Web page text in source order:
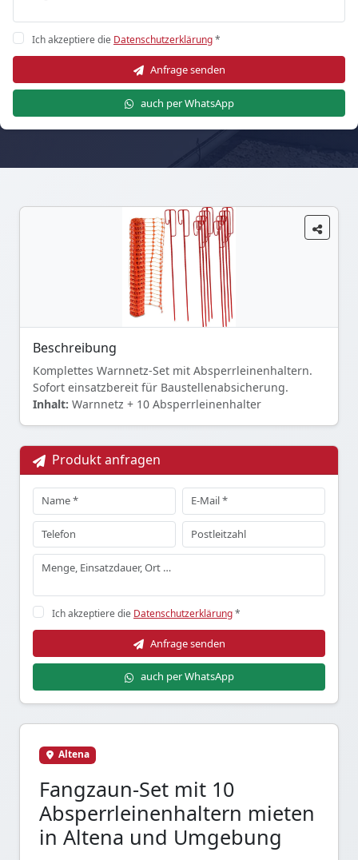
Ich akzeptiere die Datenschutzerklärung*
Anfrage senden
auch per WhatsApp
Beschreibung
Komplettes Warnnetz-Set mit Absperrleinenhaltern.
Sofort einsatzbereit für Baustellenabsicherung.
Inhalt: Warnnetz + 10 Absperrleinenhalter
Produkt anfragen
Ich akzeptiere die Datenschutzerklärung*
Anfrage senden
auch per WhatsApp
Altena
Fangzaun-Set mit 10
Absperrleinenhaltern mieten
in Altena und Umgebung